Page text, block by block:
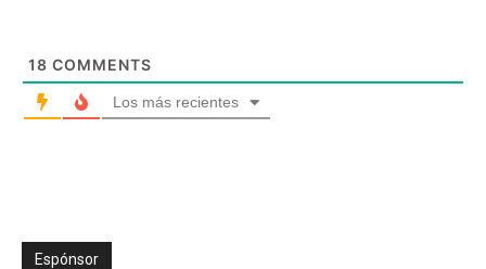
18 COMMENTS
Los más recientes
Espónsor